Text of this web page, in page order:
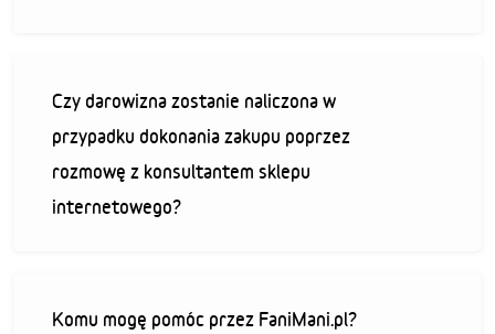
Czy darowizna zostanie naliczona w
przypadku dokonania zakupu poprzez
rozmowę z konsultantem sklepu
internetowego?
Komu mogę pomóc przez FaniMani.pl?